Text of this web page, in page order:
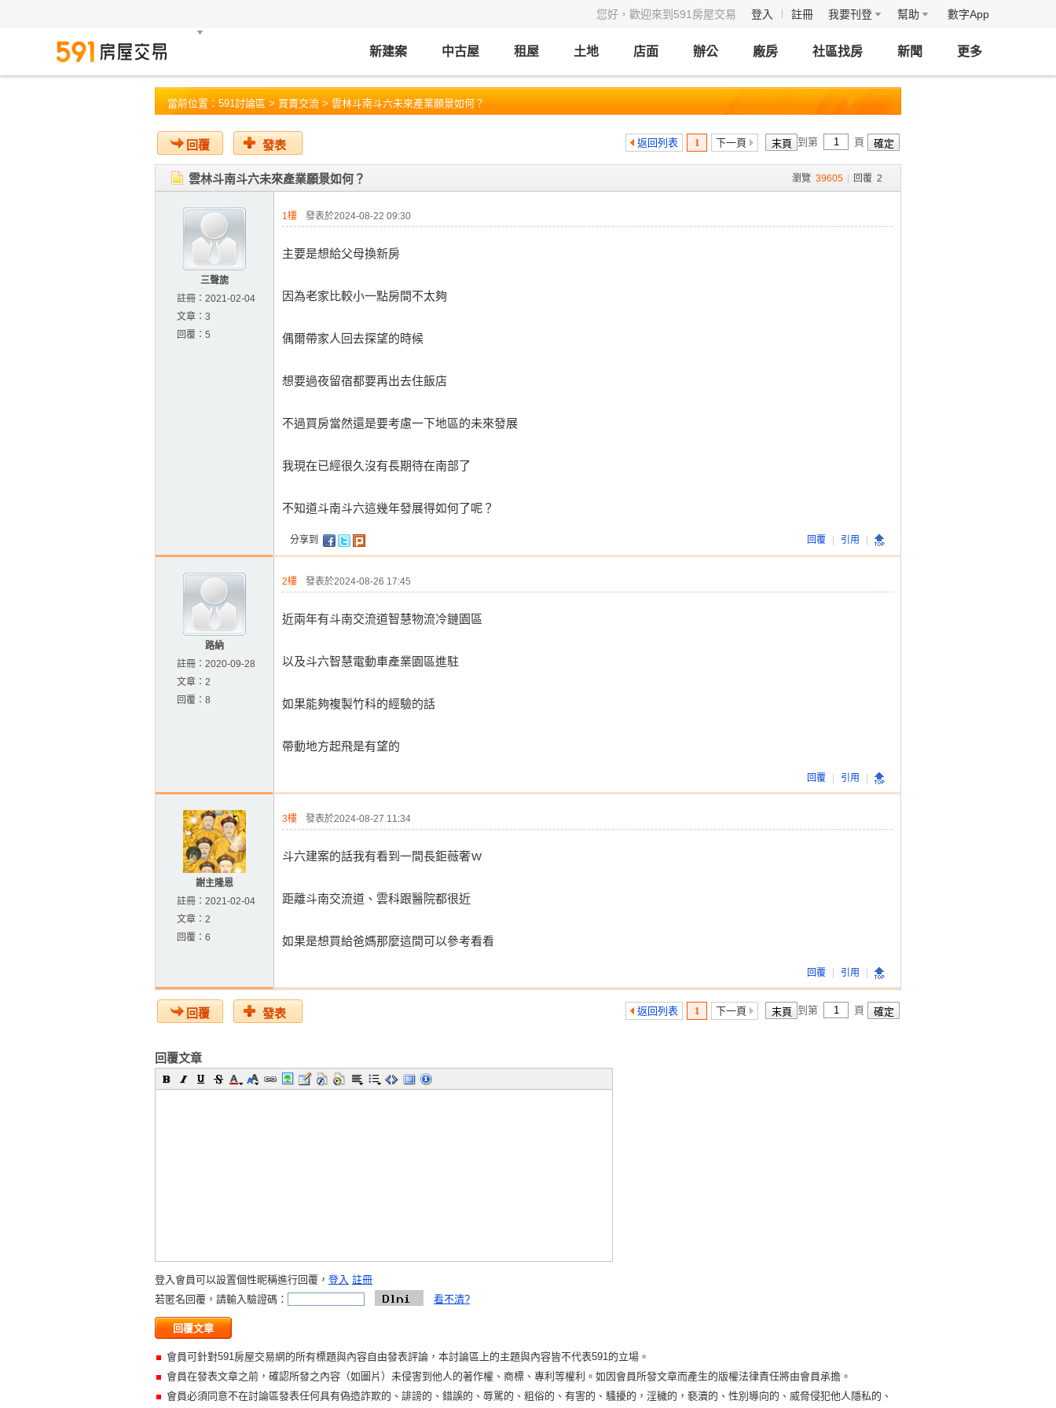
您好，歡迎來到591房屋交易 登入 註冊 我要刊登 幫助 數字App
新建案 中古屋 租屋 土地 店面 辦公 廠房 社區找房 新聞 更多
當前位置： 591討論區 > 買賣交流 > 雲林斗南斗六未來產業願景如何？
回覆 發表 返回列表 1 下一頁 到第 頁
雲林斗南斗六未來產業願景如何？ 瀏覽 39605 回覆 2
三聲旎
註冊： 2021-02-04
文章： 3
回覆： 5
1樓 發表於2024-08-22 09:30
主要是想給父母換新房
因為老家比較小一點房間不太夠
偶爾帶家人回去探望的時候
想要過夜留宿都要再出去住飯店
不過買房當然還是要考慮一下地區的未來發展
我現在已經很久沒有長期待在南部了
不知道斗南斗六這幾年發展得如何了呢？
分享到 回覆 引用
路納
註冊： 2020-09-28
文章： 2
回覆： 8
2樓 發表於2024-08-26 17:45
近兩年有斗南交流道智慧物流冷鏈園區
以及斗六智慧電動車產業園區進駐
如果能夠複製竹科的經驗的話
帶動地方起飛是有望的
回覆 引用
謝主隆恩
註冊： 2021-02-04
文章： 2
回覆： 6
3樓 發表於2024-08-27 11:34
斗六建案的話我有看到一間長鉅薇奢ｗ
距離斗南交流道、雲科跟醫院都很近
如果是想買給爸媽那麼這間可以參考看看
回覆 引用
回覆 發表 返回列表 1 下一頁 到第 頁
回覆文章
登入會員可以設置個性昵稱進行回覆， 登入 註冊
若匿名回覆，請輸入驗證碼：
看不清?
會員可針對591房屋交易網的所有標題與內容自由發表評論，本討論區上的主題與內容皆不代表591的立場。
會員在發表文章之前，確認所發之內容（如圖片）未侵害到他人的著作權、商標、專利等權利。如因會員所發文章而產生的版權法律責任將由會員承擔。
會員必須同意不在討論區發表任何具有偽造詐欺的、誹謗的、錯誤的、辱駡的、粗俗的、有害的、騷擾的，淫穢的，褻瀆的、性別導向的、威脅侵犯他人隱私的、